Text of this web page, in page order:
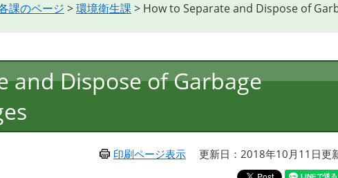
課のページ >環境衛生課 > How to Separate and Dispose of
and Dispose of Garbage
印刷ページ表示 更新日：2018年10月11日更